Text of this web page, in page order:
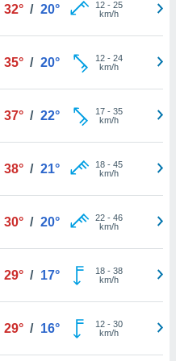
32° / 20° 12- 25
km/h
35° / 20° 12- 24
km/h
37° / 22° 17- 35
km/h
38° / 21° 18- 45
km/h
30° / 20° 22- 46
km/h
29° / 17° 18- 38
km/h
29° / 16° 12- 30
km/h